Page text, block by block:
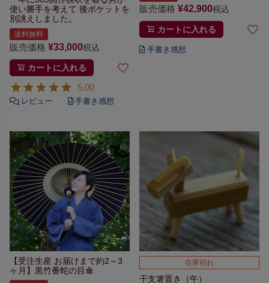
使い勝手を考えて 後ポケットを
別誂えしました。
送料無料
販売価格 ¥33,000税込
カートに入れる
5.00
販売価格 ¥42,900税込
カートに入れる
【受注生産 お届けまで約2～3
ヶ月】 黒竹番蛇の目傘
在庫切れ
干支箸置き（午）